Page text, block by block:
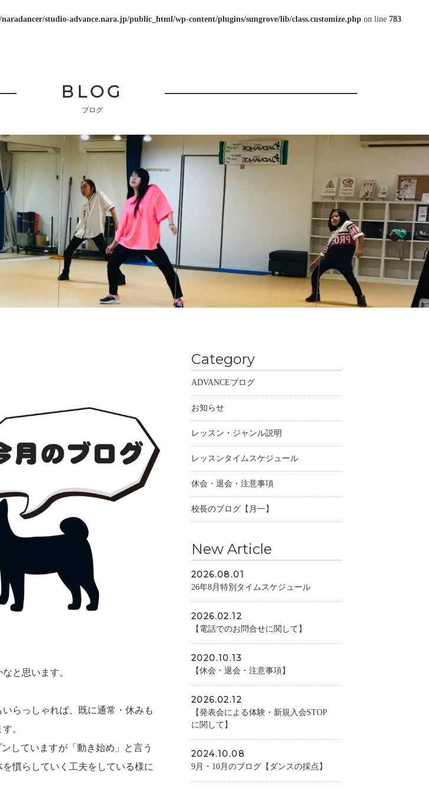
naradancer/studio-advance.nara.jp/public_html/wp-content/plugins/sungrove/lib/class.customize.php on line 783
BLOG
ブログ
と思います。
らっしゃれば、既に通常・休みも
。
していますが「動き始め」と言う
慣らしていく工夫をしている様に
Category
ADVANCEブログ
お知らせ
レッスン・ジャンル説明
レッスンタイムスケジュール
休会・退会・注意事項
校長のブログ【月一】
New Article
2026.08.01
26年8月特別タイムスケジュール
2026.02.12
【電話でのお問合せに関して】
2020.10.13
【休会・退会・注意事項】
2026.02.12
【発表会による体験・新規入会STOP
に関して】
2024.10.08
9月・10月のブログ【ダンスの採点】